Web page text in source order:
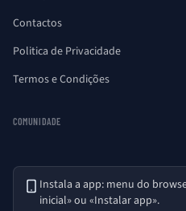
Contactos
Politica de Privacidade
Termos e Condições
COMUNIDADE
Instala a app: menu do
inicial» ou «Instalar app».